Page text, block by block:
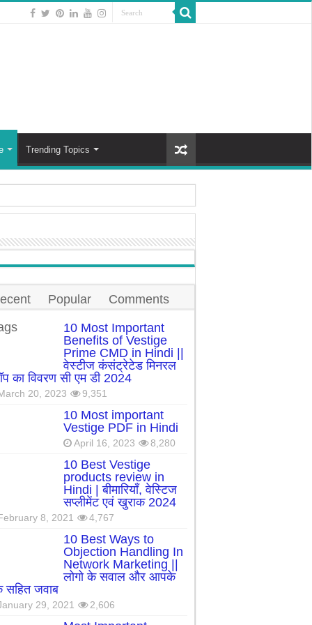
Trending Topics
ने जताई आशंका, फैल सकती है मनुष्यों मे भी । 2024
पकाने में सात सबसे अच्छे तेल !
और चिकनी त्वचा के लिए ये घेरलु उपाये है जरूरी!
Popular
Comments
10 Most Important
Benefits of Vestige
Prime CMD in Hindi ||
वेस्टीज कंसंट्रेटेड मिनरल
का विवरण सी एम डी 2024
20, 2023 9,351
10 Most important
Vestige PDF in Hindi
April 16, 2023 8,280
10 Best Vestige
products review in
Hindi | बीमारियाँ, वेस्टिज
सप्लीमेंट एवं खुराक 2024
8, 2021 4,767
10 Best Ways to
Objection Handling In
Network Marketing ||
लोगो के सवाल और आपके
सहित जवाब
29, 2021 2,606